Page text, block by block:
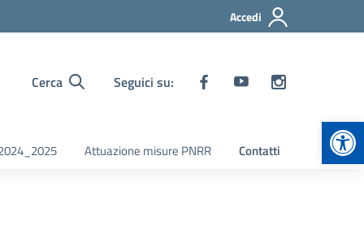
Accedi
Cerca Seguici su:
Attuazione misure PNRR Contatti